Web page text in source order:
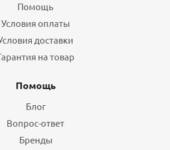
Помощь
Условия оплаты
доставки
на товар
Помощь
Блог
Вопрос-ответ
Бренды